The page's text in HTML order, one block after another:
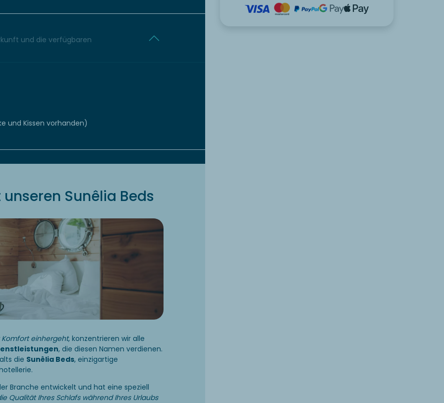
und die verfügbaren
und Kissen vorhanden)
Sunêlia Beds
einhergeht, konzentrieren wir alle
, die diesen Namen verdienen.
die Sunêlia Beds, einzigartige
Branche entwickelt und hat eine speziell
Qualität Ihres Schlafs während Ihres Urlaubs